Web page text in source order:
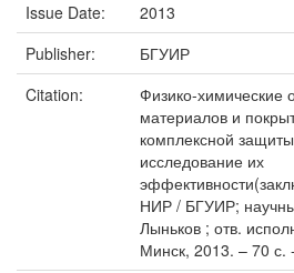
Issue Date:
2013
Publisher:
БГУИР
Citation:
Физико-химические
материалов и
комплексной
исследование их
НИР / БГУИР;
Лыньков ; отв.
Минск, 2013. – 70